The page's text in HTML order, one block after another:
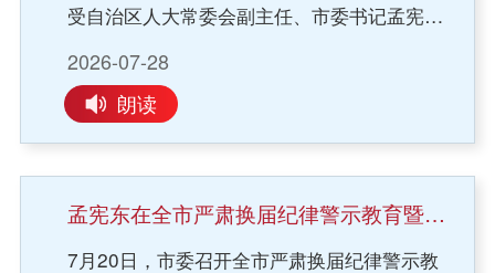
街道、社区、业委会、物管会等多方力量，搭
建常态化沟通协商平台，凝聚合力，不断提升
小区治理效能，切实改善群众居住品质。
环境优化、民生实事办理、风险防范化解等具
体工作中，做到学用结合、查改贯通、常态长
效，切实把学习教育的成果转化为推动全市经
济社会高质量发展的实绩实效。会议还审议了
《市政府党组树立和践行正确政绩观学习教育
集中整治销号情况报告》和《市政府党组树立
和践行正确政绩观学习教育总结》等文件。
补链强链，大力发展绿色低碳农产品精深加工
产业。市委、市政府将持续优化营商环境，统
筹做好用地、能耗、基础设施配套等全方位服
务保障。希望政企双方深化沟通对接，加快细
化项目实施方案，推动优质玉米深加工项目尽
早落地建设，实现地企互利共赢、协同发展。
会见中，来访企业负责人依次介绍企业主营业
目建设思路、发展方向及合作诉求。吉林省丰
受自治区人大常委会副主任、市委书记孟宪东
楞太带领市委、人大、政府、政协等四大班子
领导同志走访慰问驻市部队，代表市四大班子
和全市各族群众，向驻市部队官兵、广大民兵
预备役人员致以节日问候与崇高敬意。市退役
军人事务局、市军队离退休干部休养所负责同
志参加活动。通辽军分区办公楼前，通辽军分
区、武警某支队、武警通辽支队、通辽军代室
2026-07-28
朗读
孟宪东在全市严肃换届纪律警示教育暨集体谈话会议上强调 严格落实“十严禁”纪律要求 以风清气正换届环境保障换届工作圆满完成
7月20日，市委召开全市严肃换届纪律警示教